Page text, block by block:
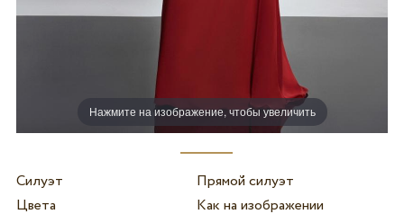
Нажмите на изображение, чтобы увеличить
Силуэт
Прямой силуэт
Цвета
Как на изображении